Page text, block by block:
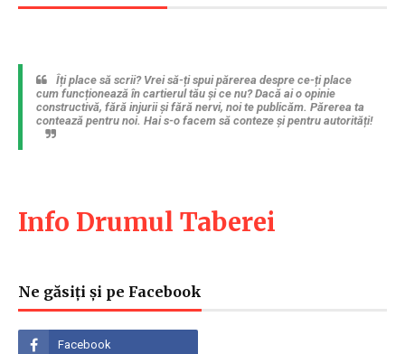
Îți place să scrii? Vrei să-ți spui părerea despre ce-ți place
cum funcționează în cartierul tău și ce nu? Dacă ai o opinie
constructivă, fără injurii și fără nervi, noi te publicăm. Părerea ta
contează pentru noi. Hai s-o facem să conteze și pentru autorități!
Info Drumul Taberei
Ne găsiți și pe Facebook